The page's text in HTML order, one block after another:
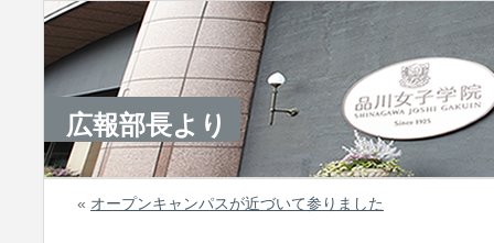
広報部長より
« オープンキャンパスが近づいて参りました